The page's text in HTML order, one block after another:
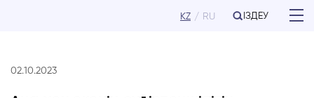
KZ RU ІЗДЕУ
02.10.2023